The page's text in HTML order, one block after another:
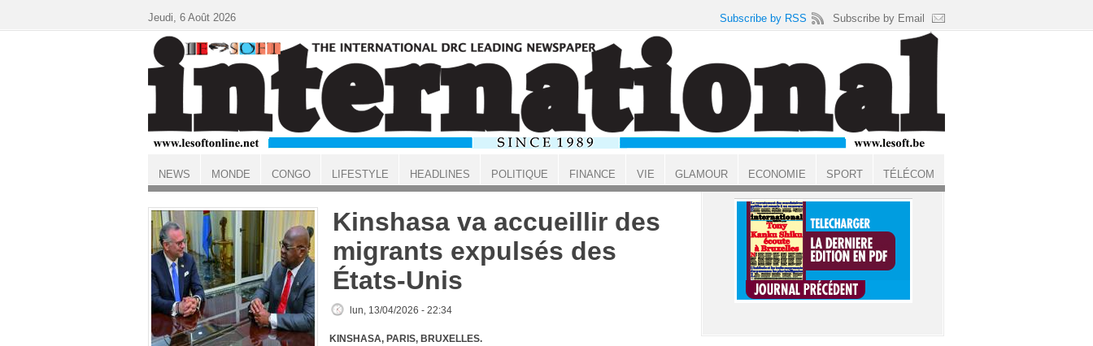
ACCUEIL
Kinshasa va accueillir des
migrants expulsés des
États-Unis
lun, 13/04/2026 - 22:34
KINSHASA, PARIS, BRUXELLES.
Jeudi, 6 Août 2026 Subscribe by RSS Subscribe by Email
NEWS MONDE CONGO LIFESTYLE HEADLINES POLITIQUE FINANCE VIE GLAMOUR ECONOMIE SPORT TÉLÉCOM